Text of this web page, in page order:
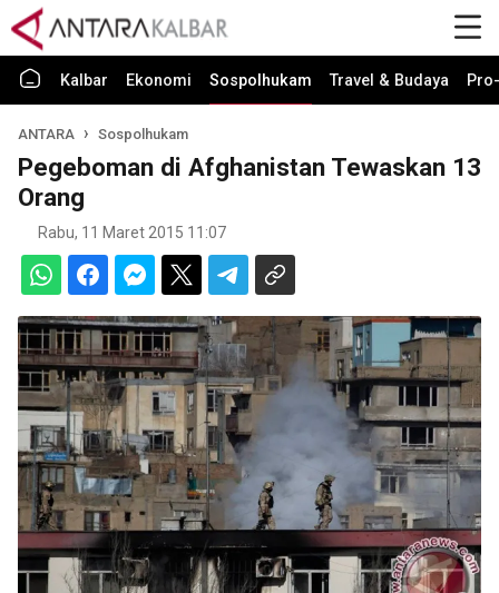
Kalbar Ekonomi Sospolhukam Travel & Budaya
ANTARA Sospolhukam
Pegeboman di Afghanistan Tewaskan 13
Orang
Rabu, 11 Maret 2015 11:07